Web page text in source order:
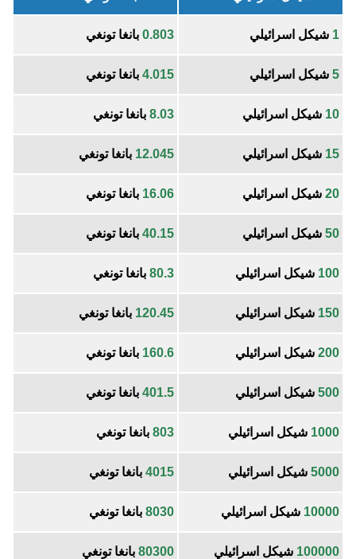
1 شيكل اسرائيلي 0.803 بانغا تونغي
5 شيكل اسرائيلي 4.015 بانغا تونغي
10 شيكل اسرائيلي 8.03 بانغا تونغي
15 شيكل اسرائيلي 12.045 بانغا تونغي
20 شيكل اسرائيلي 16.06 بانغا تونغي
50 شيكل اسرائيلي 40.15 بانغا تونغي
100 شيكل اسرائيلي 80.3 بانغا تونغي
150 شيكل اسرائيلي 120.45 بانغا تونغي
200 شيكل اسرائيلي 160.6 بانغا تونغي
500 شيكل اسرائيلي 401.5 بانغا تونغي
1000 شيكل اسرائيلي 803 بانغا تونغي
5000 شيكل اسرائيلي 4015 بانغا تونغي
10000 شيكل اسرائيلي 8030 بانغا تونغي
100000 شيكل اسرائيلي 80300 بانغا تونغي